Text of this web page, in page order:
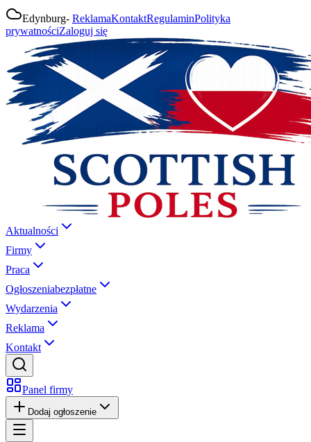
Edynburg- ReklamaKontaktRegulaminPolityka
prywatnościZaloguj się
Aktualności
Firmy
Praca
Ogłoszeniabezpłatne
Wydarzenia
Reklama
Kontakt
Panel firmy
Dodaj ogłoszenie